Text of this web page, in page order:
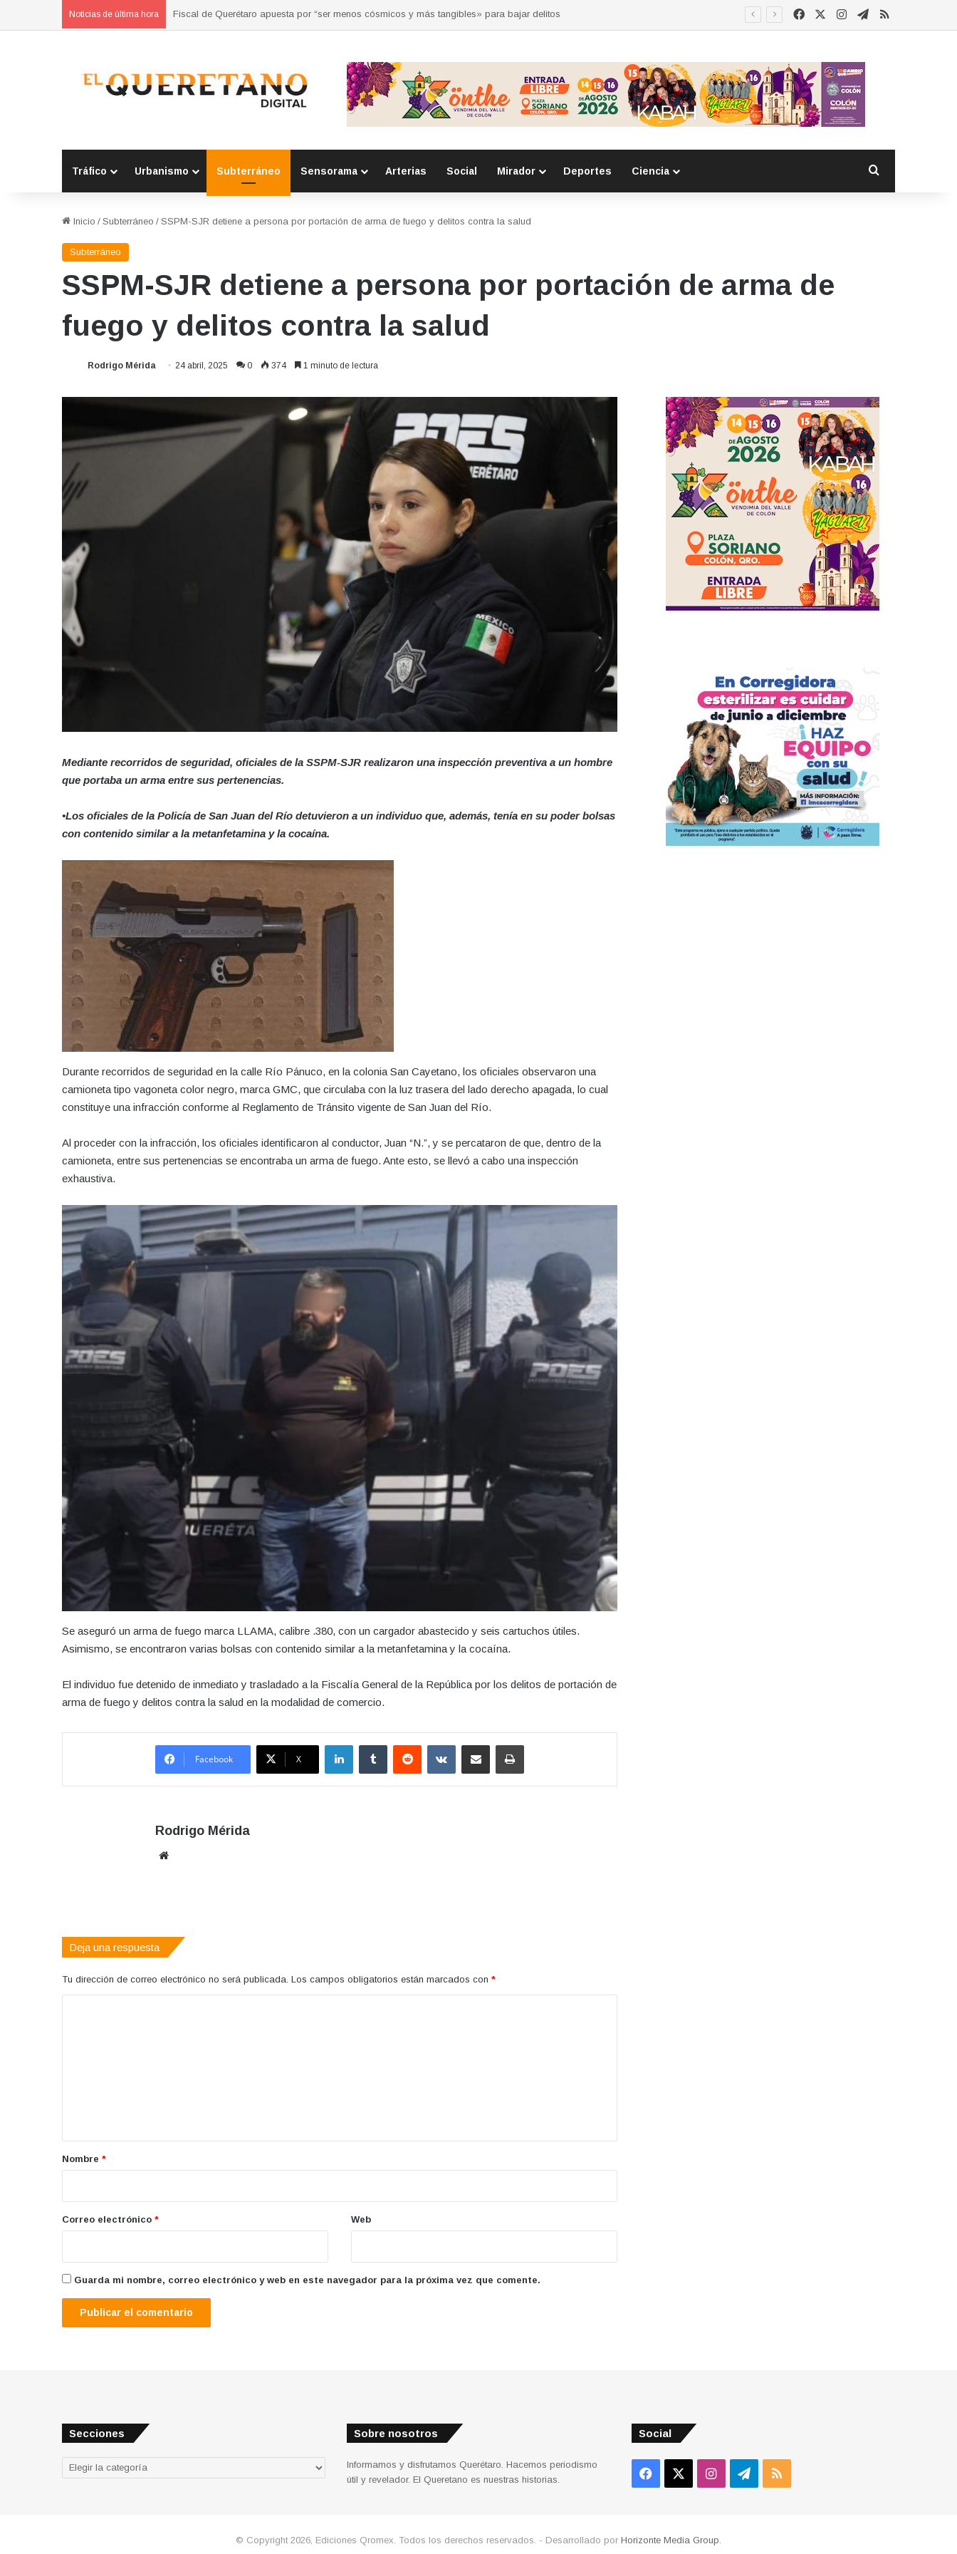
Noticias de última hora Refuerzan municipios coordinación por la seguridad durante sesión estatal realizada en La Llave FacebookInstagram
Telegram
RSS
Tráfico Urbanismo Subterráneo Sensorama Arterias Social Mirador Deportes Ciencia
Inicio / Subterráneo / SSPM-SJR detiene a persona por portación de arma de fuego y delitos contra la salud
Subterráneo
SSPM-SJR detiene a persona por portación de arma de
fuego y delitos contra la salud
Rodrigo Mérida 24 abril, 2025 0 374 1 minuto de lectura
Mediante recorridos de seguridad, oficiales de la SSPM-SJR realizaron una inspección preventiva a un hombre
que portaba un arma entre sus pertenencias.
•Los oficiales de la Policía de San Juan del Río detuvieron a un individuo que, además, tenía en su poder bolsas
con contenido similar a la metanfetamina y la cocaína.
Durante recorridos de seguridad en la calle Río Pánuco, en la colonia San Cayetano, los oficiales observaron una
camioneta tipo vagoneta color negro, marca GMC, que circulaba con la luz trasera del lado derecho apagada, lo cual
constituye una infracción conforme al Reglamento de Tránsito vigente de San Juan del Río.
Al proceder con la infracción, los oficiales identificaron al conductor, Juan “N.”, y se percataron de que, dentro de la
camioneta, entre sus pertenencias se encontraba un arma de fuego. Ante esto, se llevó a cabo una inspección
exhaustiva.
Se aseguró un arma de fuego marca LLAMA, calibre .380, con un cargador abastecido y seis cartuchos útiles.
Asimismo, se encontraron varias bolsas con contenido similar a la metanfetamina y la cocaína.
El individuo fue detenido de inmediato y trasladado a la Fiscalía General de la República por los delitos de portación de
arma de fuego y delitos contra la salud en la modalidad de comercio.
Facebook X
LinkedInTumblr Reddit VKontakteCompartir por correo electrónicoImprimir
Rodrigo Mérida
Deja una respuesta
Tu dirección de correo electrónico no será publicada. Los campos obligatorios están marcados con *
r
*
Nombre *
Correo electrónico * Web
Guarda mi nombre, correo electrónico y web en este navegador para la próxima vez que comente.
Secciones
Secciones
Sobre nosotros
Informamos y disfrutamos Querétaro. Hacemos periodismo
útil y revelador. El Queretano es nuestras historias.
Social
Facebook InstagramTelegram
RSS
© Copyright 2026, Ediciones Qromex. Todos los derechos reservados. - Desarrollado por Horizonte Media Group